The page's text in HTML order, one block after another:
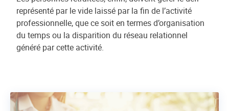
représenté par le vide laissé par la fin de l’activité
professionnelle, que ce soit en termes d’organisation
du temps ou la disparition du réseau relationnel
généré par cette activité.